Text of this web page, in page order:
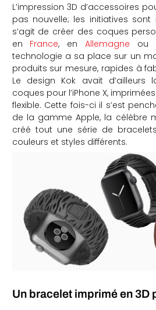
L’impression 3D d’accessoires
pas nouvelle; les initiatives
s’agit de créer des coques
en France, enAllemagne ou
technologie a sa place sur un
produits sur mesure, rapides à
Le design Kok avait
coques pour l’iPhone X,
flexible. Cette fois-ci il s’est
de la gamme Apple, la célèbre
créé tout une série de
couleurs et styles différents.
Un bracelet imprimé en 3D